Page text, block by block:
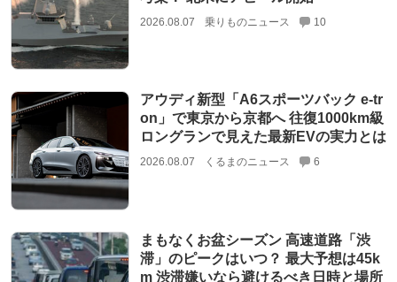
2026.08.07 乗りものニュース 10
アウディ新型「A6スポーツバック e-tr
on」で東京から京都へ 往復1000km級
ロングランで見えた最新EVの実力とは
2026.08.07 くるまのニュース 6
まもなくお盆シーズン 高速道路「渋
滞」のピークはいつ？ 最大予想は45k
m 渋滞嫌いなら避けるべき日時と場所